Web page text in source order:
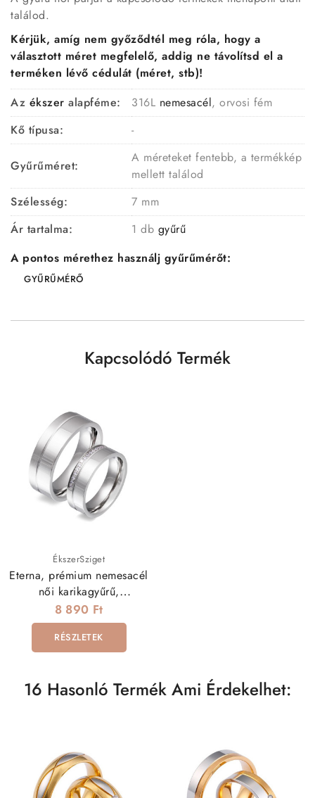
találod.
Kérjük, amíg nem győződtél meg róla, hogy a
választott méret megfelelő, addig ne távolítsd el a
terméken lévő cédulát (méret, stb)!
Az ékszer alapféme: 316L nemesacél, orvosi fém
Kő típusa:
-
Gyűrűméret:
A méreteket fentebb, a termékkép
mellett találod
Szélesség:
7 mm
Ár tartalma:
1 db gyűrű
A pontos mérethez használj gyűrűmérőt:
GYŰRŰMÉRŐ
Kapcsolódó Termék
ÉkszerSziget
Eterna, prémium nemesacél
női karikagyűrű,
kristályokkal
8 890 Ft
RÉSZLETEK
16 Hasonló Termék Ami Érdekelhet: